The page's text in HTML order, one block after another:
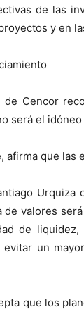
de las
y en
de Cencor
será el
afirma que
Urquiza
de valores
de
evitar un
que los